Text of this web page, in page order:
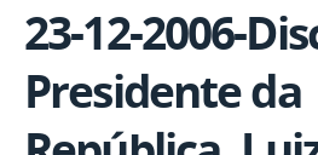
23-12-2006-
Presidente da